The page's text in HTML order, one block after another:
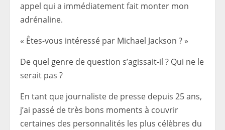
appel qui a immédiatement fait monter mon
adrénaline.
« Êtes-vous intéressé par Michael Jackson ? »
De quel genre de question s’agissait-il ? Qui ne le
serait pas ?
En tant que journaliste de presse depuis 25 ans,
j’ai passé de très bons moments à couvrir
certaines des personnalités les plus célèbres du